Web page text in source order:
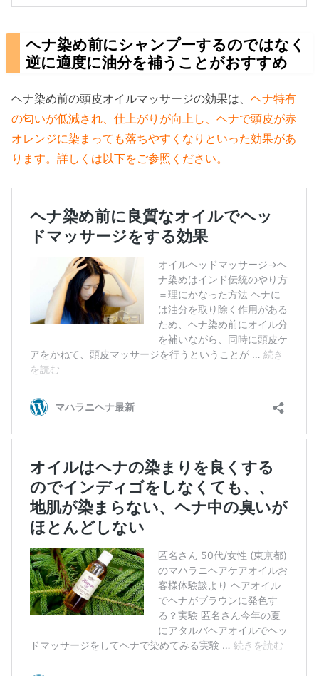
ヘナ染め前にシャンプーするのではなく
逆に適度に油分を補うことがおすすめ
ヘナ染め前の頭皮オイルマッサージの効果は、ヘナ特有
の匂いが低減され、仕上がりが向上し、ヘナで頭皮が赤
オレンジに染まっても落ちやすくなりといった効果があ
ります。詳しくは以下をご参照ください。